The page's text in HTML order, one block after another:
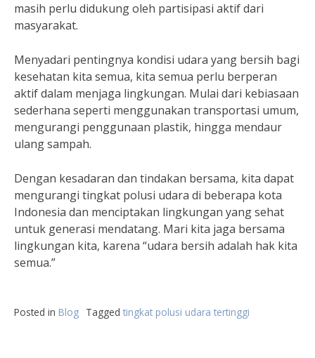
masih perlu didukung oleh partisipasi aktif dari
masyarakat.
Menyadari pentingnya kondisi udara yang bersih bagi
kesehatan kita semua, kita semua perlu berperan
aktif dalam menjaga lingkungan. Mulai dari kebiasaan
sederhana seperti menggunakan transportasi umum,
mengurangi penggunaan plastik, hingga mendaur
ulang sampah.
Dengan kesadaran dan tindakan bersama, kita dapat
mengurangi tingkat polusi udara di beberapa kota
Indonesia dan menciptakan lingkungan yang sehat
untuk generasi mendatang. Mari kita jaga bersama
lingkungan kita, karena “udara bersih adalah hak kita
semua.”
Posted in Blog Tagged tingkat polusi udara tertinggi